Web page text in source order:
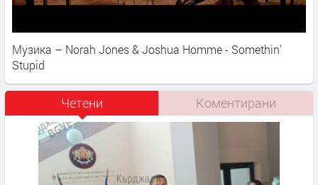
Музика – Norah Jones & Joshua Homme - Somethin'
Stupid
Четени Коментирани